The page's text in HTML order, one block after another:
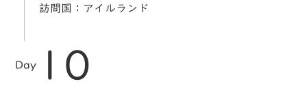
訪問国：アイルランド
Day 10